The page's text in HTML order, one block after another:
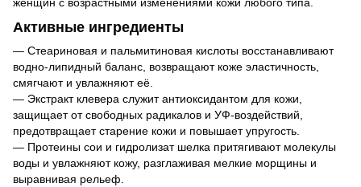
Активные ингредиенты
— Стеариновая и пальмитиновая кислоты восстанавливают
водно-липидный баланс, возвращают коже эластичность,
смягчают и увлажняют её.
— Экстракт клевера служит антиоксидантом для кожи,
защищает от свободных радикалов и УФ-воздействий,
предотвращает старение кожи и повышает упругость.
— Протеины сои и гидролизат шелка притягивают молекулы
воды и увлажняют кожу, разглаживая мелкие морщины и
выравнивая рельеф.